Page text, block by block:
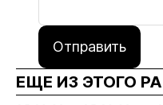
Отправить
ЕЩЕ ИЗ ЭТОГО